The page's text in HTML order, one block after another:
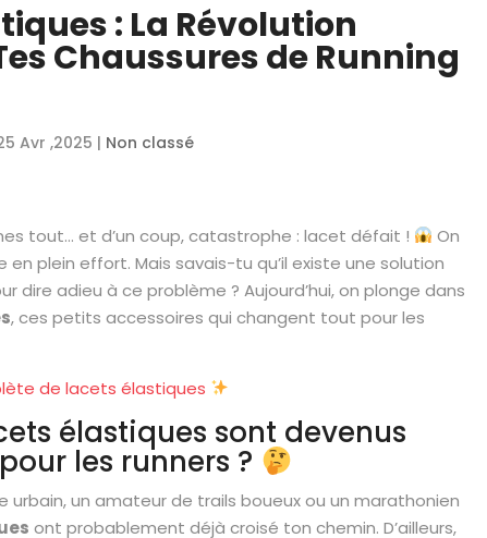
: La Révolution
Chaussures de Running
Avr ,2025 | Non classé
tout… et d’un coup, catastrophe : lacet défait !
On
plein effort. Mais savais-tu qu’il existe une solution
dire adieu à ce problème ? Aujourd’hui, on plonge dans
, ces petits accessoires qui changent tout pour les
de lacets élastiques
élastiques sont devenus
les runners ?
urbain, un amateur de trails boueux ou un marathonien
ont probablement déjà croisé ton chemin. D’ailleurs,